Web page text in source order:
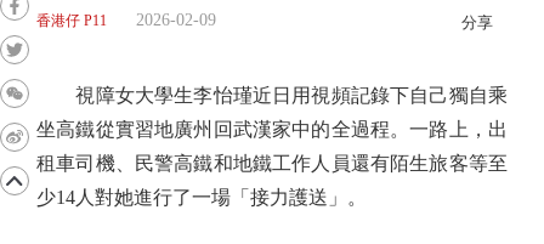
香港仔 P11 2026-02-09 分享
視障女大學生李怡瑾近日用視頻記錄下自己獨自乘
坐高鐵從實習地廣州回武漢家中的全過程。一路上，出
租車司機、民警高鐵和地鐵工作人員還有陌生旅客等至
少14人對她進行了一場「接力護送」。